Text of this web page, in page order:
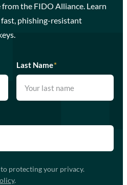
the FIDO Alliance. Learn
phishing-resistant
Last Name*
protecting your privacy.
.